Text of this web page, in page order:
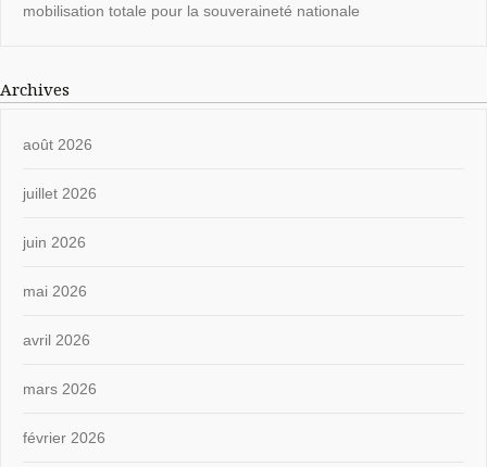
mobilisation totale pour la souveraineté nationale
Archives
août 2026
juillet 2026
juin 2026
mai 2026
avril 2026
mars 2026
février 2026